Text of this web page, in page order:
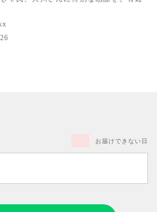
お届けできない日